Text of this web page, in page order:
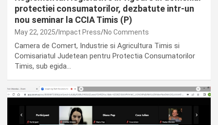
protectiei consumatorilor, dezbatute intr-un
nou seminar la CCIA Timis (P)
May 22, 2025 Impact Press No Comments
Camera de Comert, Industrie si Agricultura Timis si
Comisariatul Judetean pentru Protectia Consumatorilor
Timis, sub egida…